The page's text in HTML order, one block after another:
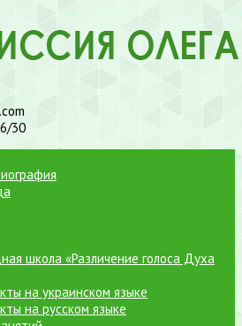
30
школа «Различение голоса Духа
на украинском языке
на русском языке